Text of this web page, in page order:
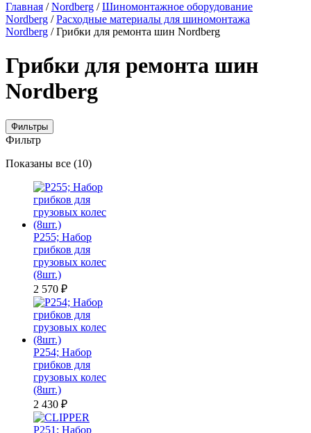
Главная /Nordberg /Шиномонтажное оборудование
Nordberg /Расходные материалы для шиномонтажа
Nordberg / Грибки для ремонта шин Nordberg
Грибки для ремонта шин
Nordberg
Фильтры
Фильтр
Показаны все (10)Цены:
убыванию
P255; Набор
грибков для
грузовых колес
(8шт.)
2 570 ₽
P254; Набор
грибков для
грузовых колес
(8шт.)
2 430 ₽